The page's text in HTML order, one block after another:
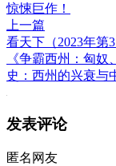
惊悚巨作！
上一篇
看天下（2023年第
《争霸西州：匈
史：西州的兴衰与
发表评论
匿名网友